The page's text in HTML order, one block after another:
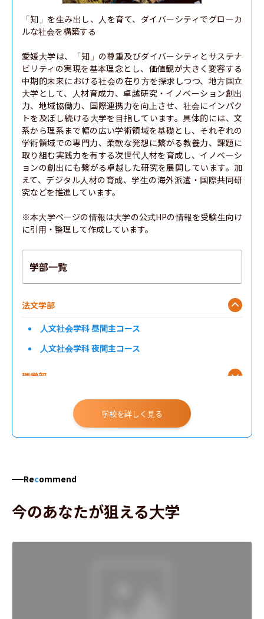
「知」を生み出し、人を育て、ダイバーシティでグローカ
ルな社会を構築する
愛媛大学は、「知」の尊重及びダイバーシティとサステナ
ビリティの実現を基本理念とし、価値観が大きく変容する
中期的未来における社会の在り方を探求しつつ、地方国立
大学として、人材育成力、卓越研究・イノベーション創出
力、地域協働力、国際連携力を向上させ、社会にインパク
トを及ぼし続ける大学を目指しています。具体的には、文
系から理系まで幅の広い学術領域を基礎とし、それぞれの
学術領域での専門力、柔軟な発想に繋がる教養力、課題に
取り組む実践力を有する次世代人材を育成し、イノベーシ
ョンの創出にも繋がる卓越した研究を展開しています。加
えて、デジタル人材の育成、学生の海外派遣・国際共同研
究などを推進しています。
※本大学ページの情報は大学の公式HPの情報を受験生向け
に引用・整理して作成しています。
学部一覧
法文学部
人文社会学科 昼間主コース
人文社会学科 夜間主コース
理学部
学校を詳しく見る
Recommend
今のあなたが狙える大学